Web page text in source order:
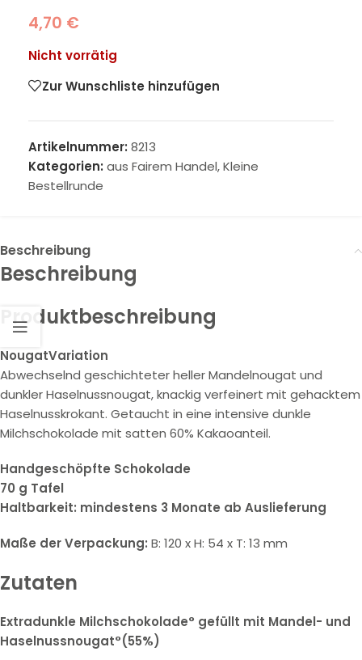
4,70 €
Nicht vorrätig
Zur Wunschliste hinzufügen
Artikelnummer: 8213
Kategorien: aus Fairem Handel,Kleine
Bestellrunde
Beschreibung
Beschreibung
Produktbeschreibung
NougatVariation
Abwechselnd geschichteter heller Mandelnougat und
dunkler Haselnussnougat, knackig verfeinert mit gehacktem
Haselnusskrokant. Getaucht in eine intensive dunkle
Milchschokolade mit satten 60% Kakaoanteil.
Handgeschöpfte Schokolade
70 g Tafel
Haltbarkeit: mindestens 3 Monate ab Auslieferung
Maße der Verpackung: B: 120 x H: 54 x T: 13 mm
Zutaten
Extradunkle Milchschokolade° gefüllt mit Mandel- und
Haselnussnougat°(55%)